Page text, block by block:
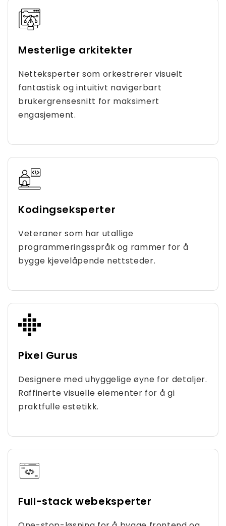
Mesterlige arkitekter
Netteksperter som orkestrerer visuelt
fantastisk og intuitivt navigerbart
brukergrensesnitt for maksimert
engasjement.
Kodingseksperter
Veteraner som har utallige
programmeringsspråk og rammer for å
bygge kjevelåpende nettsteder.
Pixel Gurus
Designere med uhyggelige øyne for detaljer.
Raffinerte visuelle elementer for å gi
praktfulle estetikk.
Full-stack webeksperter